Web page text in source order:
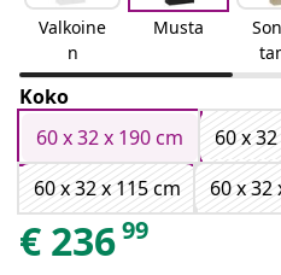
Valkoine
n
Musta
Koko
60 x 32 x 190 cm
60 x
60 x 32 x 115 cm
60 x 32
€ 23699